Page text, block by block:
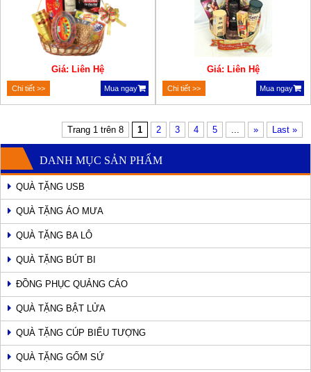
Giá: Liên Hệ
Chi tiết >> Mua ngay
Giá: Liên Hệ
Chi tiết >> Mua ngay
Trang 1 trên 8 1 2 3 4 5 » Last »
DANH MỤC SẢN PHẨM
QUÀ TẶNG USB
QUÀ TẶNG ÁO MƯA
QUÀ TẶNG BA LÔ
QUÀ TẶNG BÚT BI
ĐỒNG PHỤC QUẢNG CÁO
QUÀ TẶNG BẬT LỬA
QUÀ TẶNG CÚP BIỂU TƯỢNG
QUÀ TẶNG GỐM SỨ